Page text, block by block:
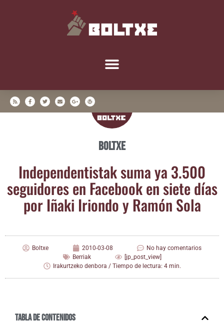
Boltxe
Inde­pen­den­tis­tak suma ya 3.500
segui­do­res en Face­book en sie­te días
por Iña­ki Irion­do y Ramón Sola
Boltxe 2010-03-08
No hay comentarios
Berriak
[jp_post_view]
Irakurtzeko denbora / Tiempo de lectura: 4 min.
Tabla de contenidos